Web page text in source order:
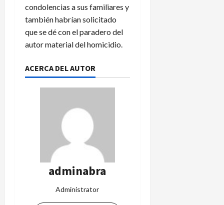
condolencias a sus familiares y
también habrían solicitado
que se dé con el paradero del
autor material del homicidio.
ACERCA DEL AUTOR
adminabra
Administrator